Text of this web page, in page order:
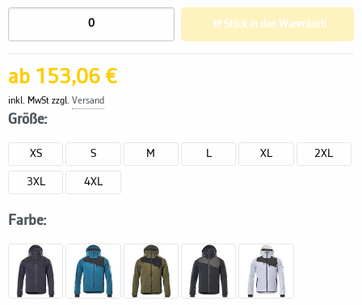
ab 153,06 €
inkl. MwSt zzgl. Versand
Größe:
XS S M L XL 2XL
3XL 4XL
Farbe:
Stück in den Warenkorb